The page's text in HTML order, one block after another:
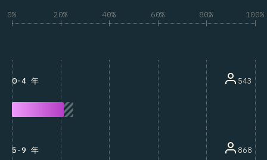
0% 20% 40% 60% 80% 100%
0-4 年 543
5-9 年 868